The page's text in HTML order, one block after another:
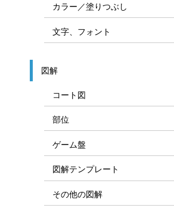
カラー／塗りつぶし
文字、フォント
図解
コート図
部位
ゲーム盤
図解テンプレート
その他の図解